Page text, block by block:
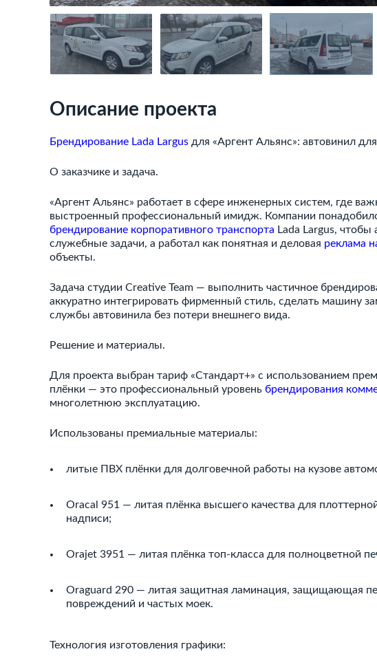
Описание проекта
Брендирование Lada Largus для «Аргент Альянс»: автовинил
О заказчике и задача.
«Аргент Альянс» работает в сфере инженерных систем, где
выстроенный профессиональный имидж. Компании
брендирование корпоративного транспорта Lada Largus,
служебные задачи, а работал как понятная и деловая реклама
объекты.
Задача студии Creative Team — выполнить частичное
аккуратно интегрировать фирменный стиль, сделать машину
службы автовинила без потери внешнего вида.
Решение и материалы.
Для проекта выбран тариф «Стандарт+» с использованием
плёнки — это профессиональный уровень брендирования
многолетнюю эксплуатацию.
Использованы премиальные материалы:
литые ПВХ плёнки для долговечной работы на кузове
Oracal 951 — литая плёнка высшего качества для
надписи;
Orajet 3951 — литая плёнка топ-класса для полноцветной
Oraguard 290 — литая защитная ламинация, защищающая
повреждений и частых моек.
Технология изготовления графики: